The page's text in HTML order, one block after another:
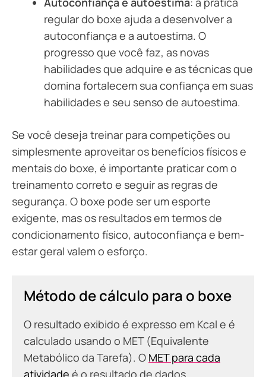
regular do boxe ajuda a desenvolver a
autoconfiança e a autoestima. O
progresso que você faz, as novas
habilidades que adquire e as técnicas que
domina fortalecem sua confiança em suas
habilidades e seu senso de autoestima.
Se você deseja treinar para competições ou
simplesmente aproveitar os benefícios físicos e
mentais do boxe, é importante praticar com o
treinamento correto e seguir as regras de
segurança. O boxe pode ser um esporte
exigente, mas os resultados em termos de
condicionamento físico, autoconfiança e bem-
estar geral valem o esforço.
Método de cálculo para o boxe
O resultado exibido é expresso em Kcal e é
calculado usando o MET (Equivalente
Metabólico da Tarefa). O MET para cada
atividade é o resultado de dados